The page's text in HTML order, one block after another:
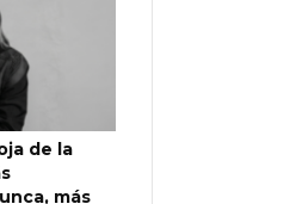
de la
más